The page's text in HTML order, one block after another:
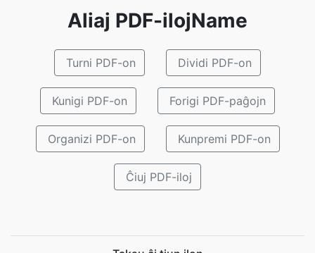
Aliaj PDF-ilojName
Turni PDF-on Dividi PDF-on
Kunigi PDF-on Forigi PDF-paĝojn
Organizi PDF-on Kunpremi PDF-on
Ĉiuj PDF-iloj